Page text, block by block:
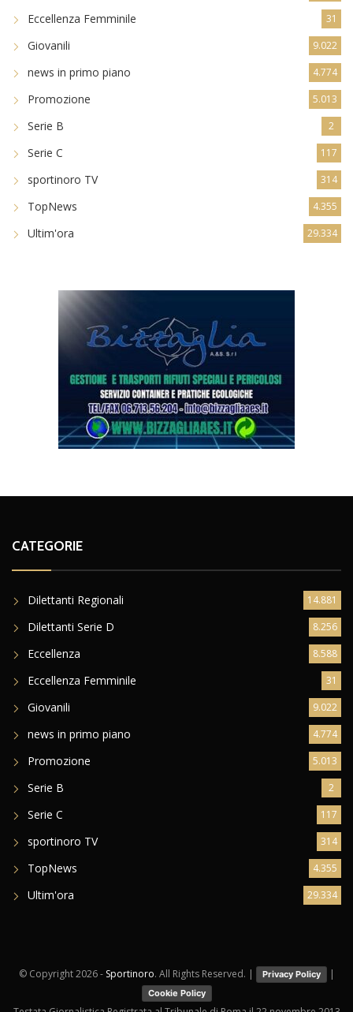
Eccellenza Femminile 31
Giovanili 9.022
news in primo piano 4.774
Promozione 5.013
Serie B 2
Serie C 117
sportinoro TV 314
TopNews 4.355
Ultim'ora 29.334
CATEGORIE
Dilettanti Regionali 14.881
Dilettanti Serie D 8.256
Eccellenza 8.588
Eccellenza Femminile 31
Giovanili 9.022
news in primo piano 4.774
Promozione 5.013
Serie B 2
Serie C 117
sportinoro TV 314
TopNews 4.355
Ultim'ora 29.334
© Copyright2026 - Sportinoro. All Rights Reserved. | Privacy Policy |
Cookie Policy